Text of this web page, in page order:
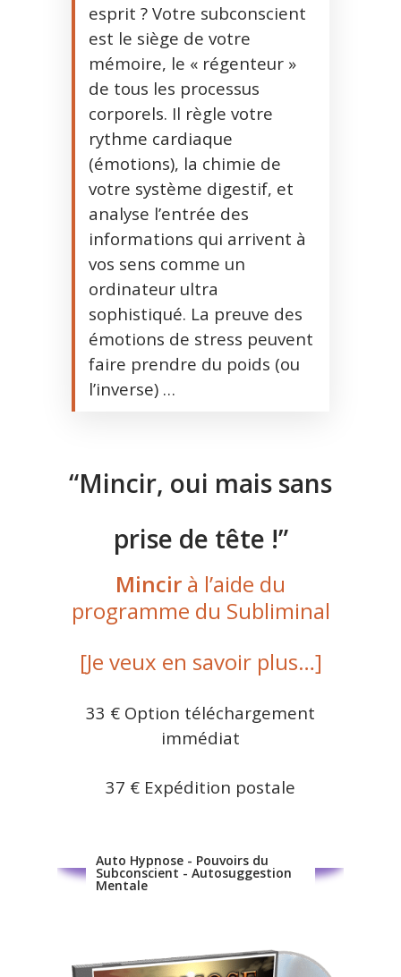
esprit ? Votre subconscient
est le siège de votre
mémoire, le « régenteur »
de tous les processus
corporels. Il règle votre
rythme cardiaque
(émotions), la chimie de
votre système digestif, et
analyse l’entrée des
informations qui arrivent à
vos sens comme un
ordinateur ultra
sophistiqué. La preuve des
émotions de stress peuvent
faire prendre du poids (ou
l’inverse) …
“Mincir, oui mais sans
prise de tête !”
Mincir à l’aide du
programme du Subliminal
[Je veux en savoir plus…]
33 € Option téléchargement
immédiat
37 € Expédition postale
Auto Hypnose - Pouvoirs du
Subconscient - Autosuggestion
Mentale